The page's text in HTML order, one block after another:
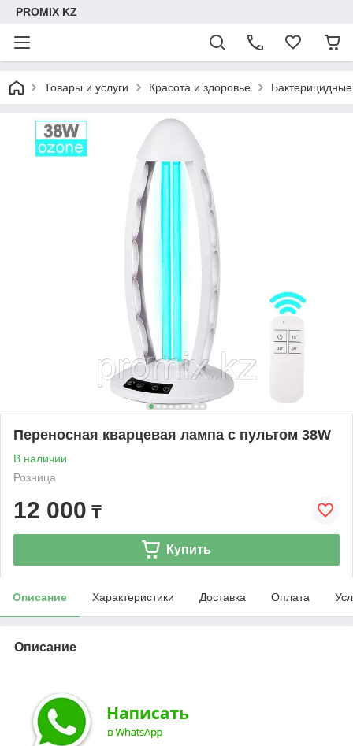
PROMIX KZ
Товары и услуги Красота и здоровье
Переносная кварцевая лампа с пультом 38W
В наличии
Розница
12 000 ₸
Купить
Описание Характеристики Доставка Оплата
Описание